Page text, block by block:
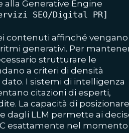
alla Generative Engine
SEO/Digital PR]
contenuti affinché vengano
generativi. Per
strutturare le
a criteri di densità
I sistemi di intelligenza
citazioni di esperti,
La capacità di
dagli LLM permette ai
esattamente nel momento